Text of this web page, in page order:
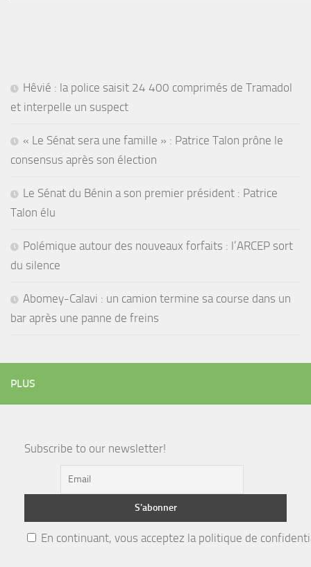
Hêvié : la police saisit 24 400 comprimés de Tramadol
et interpelle un suspect
« Le Sénat sera une famille » : Patrice Talon prône le
consensus après son élection
Le Sénat du Bénin a son premier président : Patrice
Talon élu
Polémique autour des nouveaux forfaits : l’ARCEP sort
du silence
Abomey-Calavi : un camion termine sa course dans un
bar après une panne de freins
PLUS
Subscribe to our newsletter!
En continuant, vous acceptez la politique de